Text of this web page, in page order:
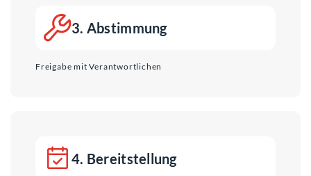
3. Abstimmung
Freigabe mit Verantwortlichen
4. Bereitstellung